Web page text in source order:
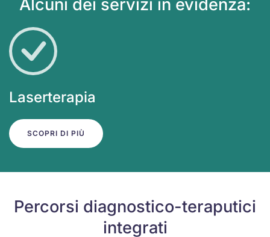
Alcuni dei servizi in evidenza:
Laserterapia
SCOPRI DI PIÙ
Percorsi diagnostico-teraputici
integrati